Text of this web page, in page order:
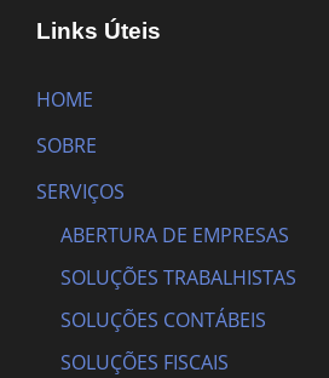
Links Úteis
HOME
SOBRE
SERVIÇOS
ABERTURA DE EMPRESAS
SOLUÇÕES TRABALHISTAS
SOLUÇÕES CONTÁBEIS
SOLUÇÕES FISCAIS